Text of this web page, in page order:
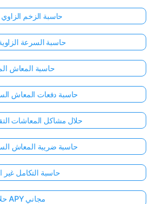
حاسبة الزخم الزاوي
حاسبة السرعة
حاسبة المعاش
حاسبة دفعات المعاش
حلال مشاكل المعاشات
حاسبة ضريبة المعاش
حاسبة التكامل غير
حلال APY مجاني